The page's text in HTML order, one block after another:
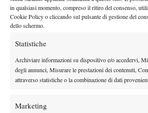
in qualsiasi momento, compreso il ritiro del consenso,
Cookie Policy o cliccando sul pulsante di gestione del
dello schermo.
Statistiche
Archiviare informazioni su dispositivo e/o accedervi,
degli annunci, Misurare le prestazioni dei contenuti,
attraverso statistiche o la combinazione di dati
Marketing
raggiunti già dieci volte in carriera senza
Una statistica che, almeno a suo dire, non
barriera”, ha detto. “
So che se continuerò a fare le cose nel
succederà.Dieci quarti di finale sono
importante, migliore di tanti giocatori che
con una o due semifinali,